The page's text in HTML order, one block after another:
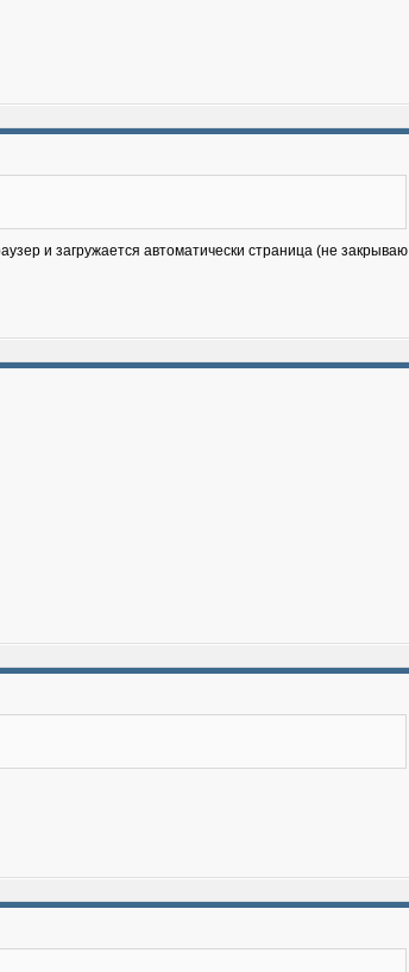
и загружается автоматически страница (не закрываю